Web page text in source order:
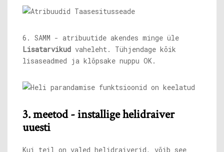
6. SAMM - atribuutide akendes minge üle
Lisatarvikud vaheleht. Tühjendage kõik
lisaseadmed ja klõpsake nuppu OK.
3. meetod - installige helidraiver
uuesti
Kui teil on valed helidraiverid, võib see